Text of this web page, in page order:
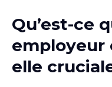
Qu’est-ce
employeur
elle